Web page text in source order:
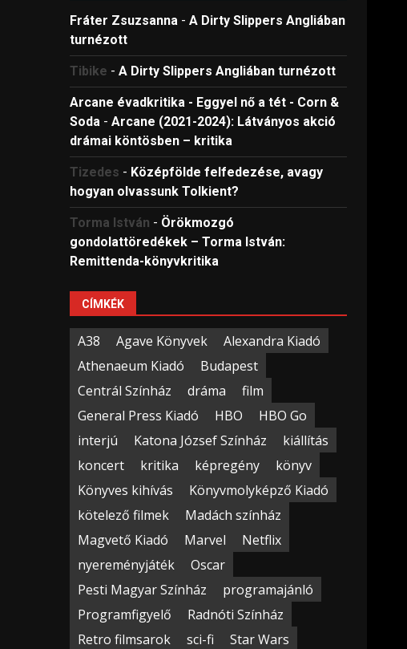
Fráter Zsuzsanna -A Dirty Slippers Angliában
turnézott
Tibike -A Dirty Slippers Angliában turnézott
Arcane évadkritika - Eggyel nő a tét - Corn &
Soda -Arcane (2021-2024): Látványos akció
drámai köntösben – kritika
Tizedes - Középfölde felfedezése, avagy
hogyan olvassunk Tolkient?
Torma István - Örökmozgó
gondolattöredékek – Torma István:
Remittenda-könyvkritika
CÍMKÉK
A38 Agave Könyvek
Alexandra Kiadó
Athenaeum Kiadó
Budapest
Centrál Színház
dráma
film
General Press Kiadó
HBO
HBO Go
interjú
Katona József Színház
kiállítás
koncert
kritika képregény
könyv
Könyves kihívás
Könyvmolyképző Kiadó
kötelező filmek
Madách színház
Magvető Kiadó
Marvel
Netflix
nyereményjáték
Oscar
Pesti Magyar Színház
programajánló
Programfigyelő
Radnóti Színház
Retro filmsarok
sci-fi
Star Wars